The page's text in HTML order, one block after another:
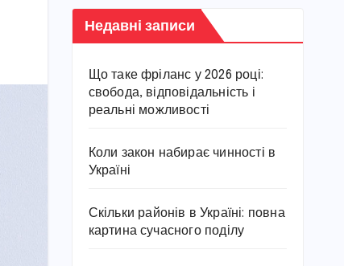
Недавні записи
Що таке фріланс у 2026 році:
свобода, відповідальність і
реальні можливості
Коли закон набирає чинності в
Україні
Скільки районів в Україні: повна
картина сучасного поділу